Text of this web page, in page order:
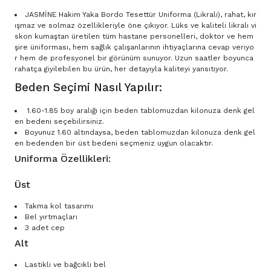
JASMİNE Hakim Yaka Bordo Tesettür Uniforma (Likralı), rahat, kır
ışmaz ve solmaz özellikleriyle öne çıkıyor. Lüks ve kaliteli likralı vi
skon kumaştan üretilen tüm hastane personelleri, doktor ve hem
şire üniforması, hem sağlık çalışanlarının ihtiyaçlarına cevap veriyo
r hem de profesyonel bir görünüm sunuyor. Uzun saatler boyunca
rahatça giyilebilen bu ürün, her detayıyla kaliteyi yansıtıyor.
Beden Seçimi Nasıl Yapılır:
1.60-1.85 boy aralığı için beden tablomuzdan kilonuza denk gel
en bedeni seçebilirsiniz.
Boyunuz 1.60 altındaysa, beden tablomuzdan kilonuza denk gel
en bedenden bir üst bedeni seçmeniz uygun olacaktır.
Uniforma Özellikleri:
Üst
Takma kol tasarımı
Bel yırtmaçları
3 adet cep
Alt
Lastikli ve bağcıklı bel